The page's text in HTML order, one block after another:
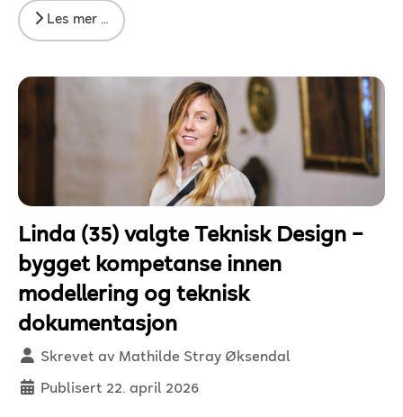
Les mer …
Linda (35) valgte Teknisk Design –
bygget kompetanse innen
modellering og teknisk
dokumentasjon
Detaljer
Skrevet av Mathilde Stray Øksendal
Publisert 22. april 2026